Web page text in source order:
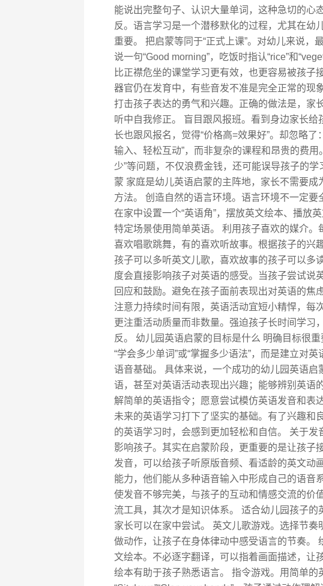
能说出完整句子、认识大量单词，这种急切的心
反。语言学习是一个潜移默化的过程，尤其在幼
重要。 把启蒙等同于“正式上课”。对幼儿来说，
说一句“Good morning”，吃饭时指认“rice”和
比正襟危坐的课堂学习更有效，也更容易被孩子
器官仍在发育中，有些音发不准是完全正常的现
打击孩子表达的勇气和兴趣。正确的做法是，家
听中自我修正。 盲目跟风报班。看到身边家长
长也跟风报名，觉得“价格高=效果好”。却忽略
输入、轻松互动”，而非复杂的课程和昂贵的费
少”等问题，不仅浪费金钱，还可能误导孩子的
蒙 家庭是幼儿英语启蒙的主阵地，家长不需要
方法。 创造自然的语言环境。语言环境不一定
在家中设置一个“英语角”，摆放英文绘本、播放
特定场景使用简单英语。 利用孩子喜欢的媒介
喜欢唱歌跳舞，有的喜欢听故事。根据孩子的兴
孩子可以多听英文儿歌，喜欢故事的孩子可以多
度会直接影响孩子对英语的感受。当孩子尝试说
回应和鼓励。避免在孩子面前表现出对英语的焦
注意力持续时间有限，英语活动宜短小精悍，每
更注重活动质量而非数量。强迫孩子长时间学习
反。 幼儿园英语启蒙的目标是什么 明确目标很
“学会多少单词”或“掌握多少语法”，而是建立对
语音基础。 具体来说，一个成功的幼儿园英语
语，甚至对英语活动表现出兴趣；能够辨别英语
解简单的英语指令；愿意尝试模仿英语发音和表
未来的英语学习打下了坚实的基础。有了兴趣和
的英语学习时，会感到更加轻松和自信。 关于
影响孩子。其实在启蒙阶段，更重要的是让孩子
发音，可以给孩子听原版音频、看适龄的英文动
能力，他们能从多种语音输入中形成自己的语音
使发音不够完美，与孩子的互动和情感交流的价
流工具，其次才是知识体系。 适合幼儿园孩子的
家长可以在家中尝试。 英文儿歌游戏。选择节
做动作，让孩子在身体律动中感受语言的节奏。
文绘本。不必逐字翻译，可以指着画面描述，让
绘本有助于孩子熟悉语言。 指令游戏。用简单的